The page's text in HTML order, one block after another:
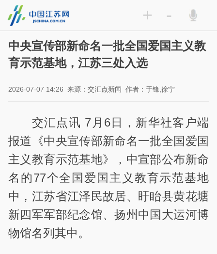
+ -
中央宣传部新命名一批全国爱国主义教
育示范基地，江苏三处入选
2026-07-07 14:26 来源：交汇点新闻 作者：于锋,徐宁
交汇点讯 7月6日，新华社客户端
报道《中央宣传部新命名一批全国爱国
主义教育示范基地》，中宣部公布新命
名的77个全国爱国主义教育示范基地
中，江苏省江泽民故居、盱眙县黄花塘
新四军军部纪念馆、扬州中国大运河博
物馆名列其中。